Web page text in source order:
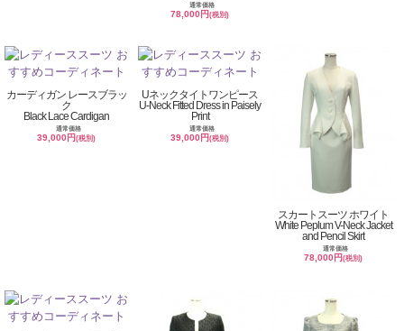
通常価格
78,000円(税別)
カーディガン レースブラッ
ク
Black Lace Cardigan
通常価格
39,000円(税別)
Uネックタイトワンピース
U-Neck Fitted Dress in Paisely
Print
通常価格
39,000円(税別)
スカートスーツ ホワイト
White Peplum V-Neck Jacket
and Pencil Skirt
通常価格
78,000円(税別)